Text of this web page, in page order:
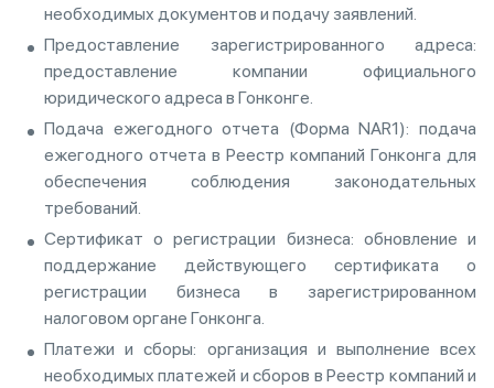
необходимых документов и подачу заявлений.
Предоставление зарегистрированного адреса:
предоставление компании официального
юридического адреса в Гонконге.
Подача ежегодного отчета (Форма NAR1): подача
ежегодного отчета в Реестр компаний Гонконга для
обеспечения соблюдения законодательных
требований.
Сертификат о регистрации бизнеса: обновление и
поддержание действующего сертификата о
регистрации бизнеса в зарегистрированном
налоговом органе Гонконга.
Платежи и сборы: организация и выполнение всех
необходимых платежей и сборов в Реестр компаний и